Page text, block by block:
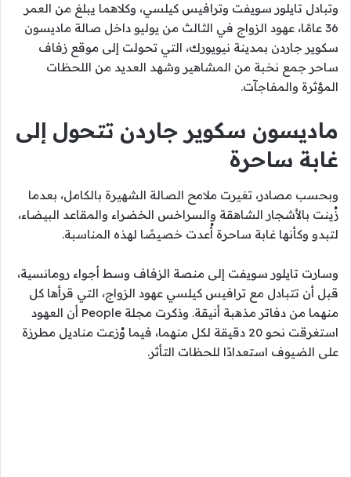
وتبادل تايلور سويفت وترافيس كيلسي، وكلاهما يبلغ من العمر
36 عامًا، عهود الزواج في الثالث من يوليو داخل صالة ماديسون
سكوير جاردن بمدينة نيويورك، التي تحولت إلى موقع زفاف
ساحر جمع نخبة من المشاهير وشهد العديد من اللحظات
المؤثرة والمفاجآت.
ماديسون سكوير جاردن تتحول إلى
غابة ساحرة
وبحسب مصادر، تغيرت ملامح الصالة الشهيرة بالكامل، بعدما
زُينت بالأشجار الشاهقة والسراخس الخضراء والمقاعد البيضاء،
لتبدو وكأنها غابة ساحرة أُعدت خصيصًا لهذه المناسبة.
وسارت تايلور سويفت إلى منصة الزفاف وسط أجواء رومانسية،
قبل أن تتبادل مع ترافيس كيلسي عهود الزواج، التي قرأها كل
منهما من دفاتر مذهبة أنيقة. وذكرت مجلة People أن العهود
استغرقت نحو 20 دقيقة لكل منهما، فيما وُزعت مناديل مطرزة
على الضيوف استعدادًا للحظات التأثر.